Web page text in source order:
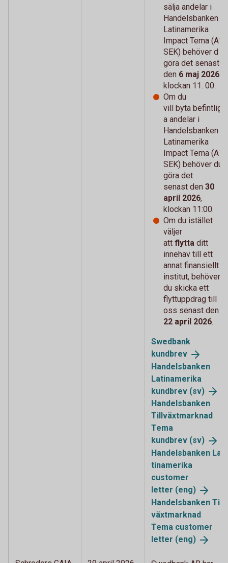
sälja andelar i
Handelsbanken
Latinamerika
Impact Tema (A1
SEK) behöver d
göra det senast
den 6 maj 2026
klockan 11. 00.
Om du
vill byta befintlig
a andelar i
Handelsbanken
Latinamerika
Impact Tema (A1
SEK) behöver du
göra det
senast den 30
april 2026,
klockan 11:00.
Om du istället
väljer
att flytta ditt
innehav till ett
annat finansiellt
institut, behöver
du skicka ett
flyttuppdrag till
oss senast den
22 april 2026.
Swedbank
kundbrev
Handelsbanken
Latinamerika
kundbrev (sv)
Handelsbanken
Tillväxtmarknad
Tema
kundbrev (sv)
Handelsbanken La
tinamerika
customer
letter (eng)
Handelsbanken Till
växtmarknad
Tema customer
letter (eng)